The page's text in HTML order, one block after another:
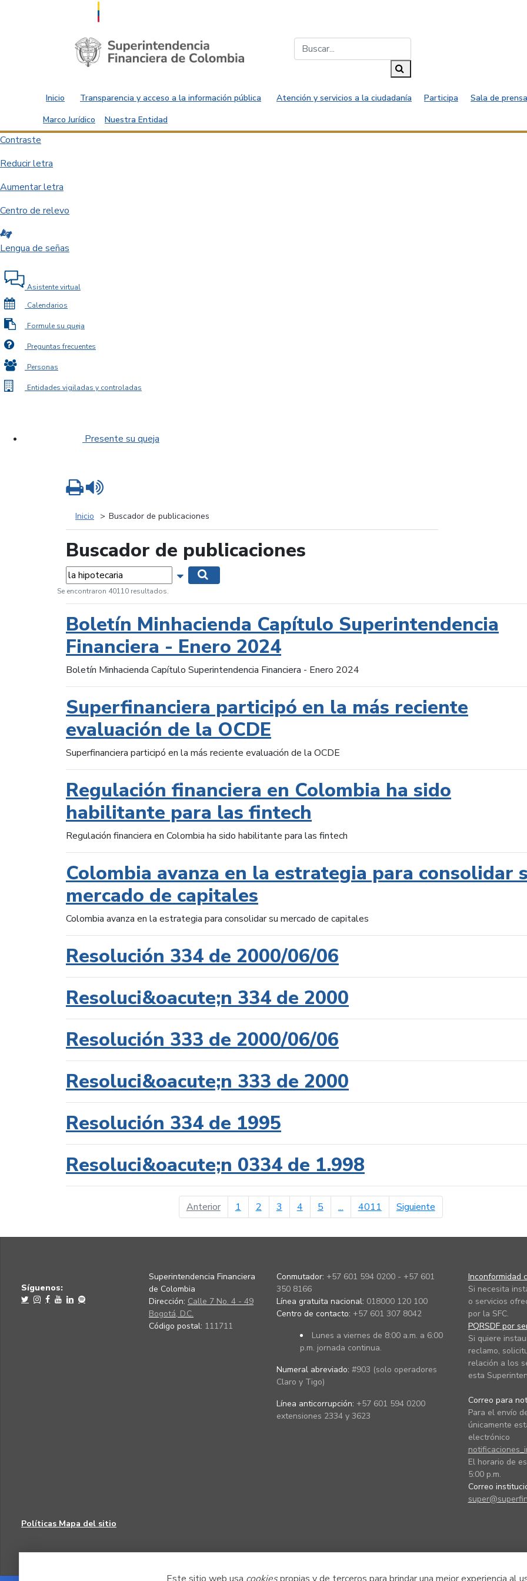
Saltar al contenido principal
Inicio Transparencia y acceso a la información pública Atención y servicios a la ciudadanía Participa
Sala de
Marco Jurídico
Nuestra Entidad
Contraste
Reducir letra
Aumentar letra
Centro de relevo
Lengua de señas
Asistente virtual
Calendarios
Formule su queja
Preguntas frecuentes
Personas
Entidades vigiladas y controladas
Presente su queja
Inicio Buscador de publicaciones
Buscador de publicaciones
Palabras... Mostrar opciones de búsqueda
Se encontraron 40110 resultados.
Boletín Minhacienda Capítulo Superintendencia
Financiera - Enero 2024
Boletín Minhacienda Capítulo Superintendencia Financiera - Enero 2024
Superfinanciera participó en la más reciente
evaluación de la OCDE
Superfinanciera participó en la más reciente evaluación de la OCDE
Regulación financiera en Colombia ha sido
habilitante para las fintech
Regulación financiera en Colombia ha sido habilitante para las fintech
Colombia avanza en la estrategia para consolidar
mercado de capitales
Colombia avanza en la estrategia para consolidar su mercado de capitales
Resolución 334 de 2000/06/06
Resoluci&oacute;n 334 de 2000
Resolución 333 de 2000/06/06
Resoluci&oacute;n 333 de 2000
Resolución 334 de 1995
Resoluci&oacute;n 0334 de 1.998
Anteriorpágina anterior
1 2 3 4 5 ... 4011 Siguientepágina siguiente
Imprimir
Síguenos:
Superintendencia Financiera
de Colombia
Dirección: Calle 7 No. 4 - 49
Bogotá, D.C.
Código postal: 111711
Conmutador: +57 601 594 0200 - +57 601
350 8166
Línea gratuita nacional: 018000 120 100
Centro de contacto: +57 601 307 8042
Lunes a viernes de 8:00 a.m. a 6:00
p.m. jornada continua.
Numeral abreviado: #903 (solo operadores
Claro y Tigo)
Línea anticorrupción: +57 601 594 0200
extensiones 2334 y 3623
Inconformidad
Si necesita
o servicios
por la SFC.
PQRSDF por
Si quiere
reclamo,
relación a los
esta
Correo para
Para el envío
únicamente
electrónico
El horario de
5:00 p.m.
Correo
Políticas Mapa del sitio